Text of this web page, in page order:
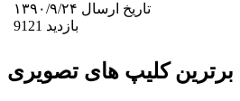
تاریخ ارسال ۱۳۹۰/۹/۲۴
9121 بازدید
برترین کلیپ های تصویری